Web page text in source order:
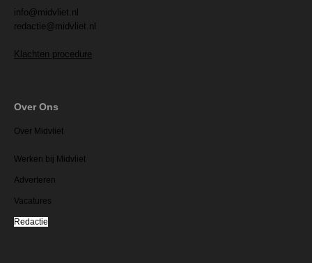
info@midvliet.nl
redactie@midvliet.nl
Klachten procedure
Over Ons
Over Midvliet
Werken bij Midvliet
Adverteren
Vacatures
Redactie